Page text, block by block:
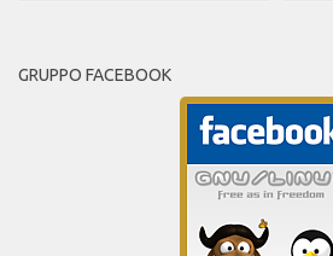
GRUPPO FACEBOOK